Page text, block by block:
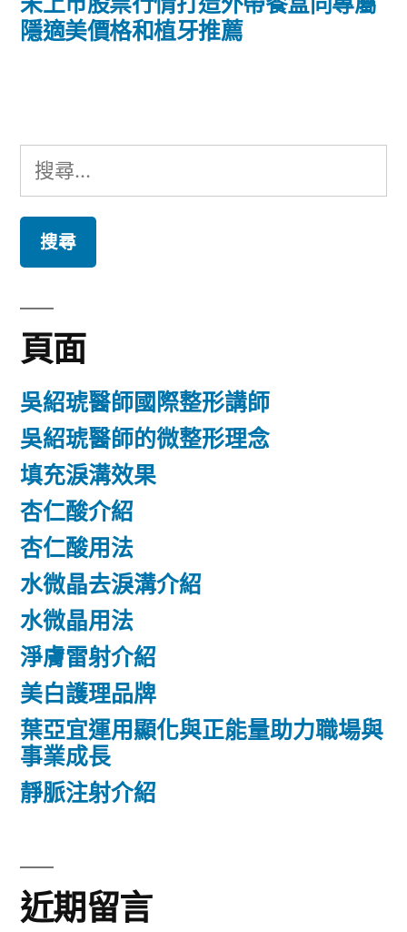
覽
篇
隱適美價格和植牙推薦
搜
尋
鍵
字:
頁面
吳紹琥醫師國際整形講師
吳紹琥醫師的微整形理念
填充淚溝效果
杏仁酸介紹
杏仁酸用法
水微晶去淚溝介紹
水微晶用法
淨膚雷射介紹
美白護理品牌
葉亞宜運用顯化與正能量助力職場與
事業成長
靜脈注射介紹
近期留言